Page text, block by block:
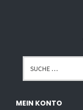
MEIN KONTO